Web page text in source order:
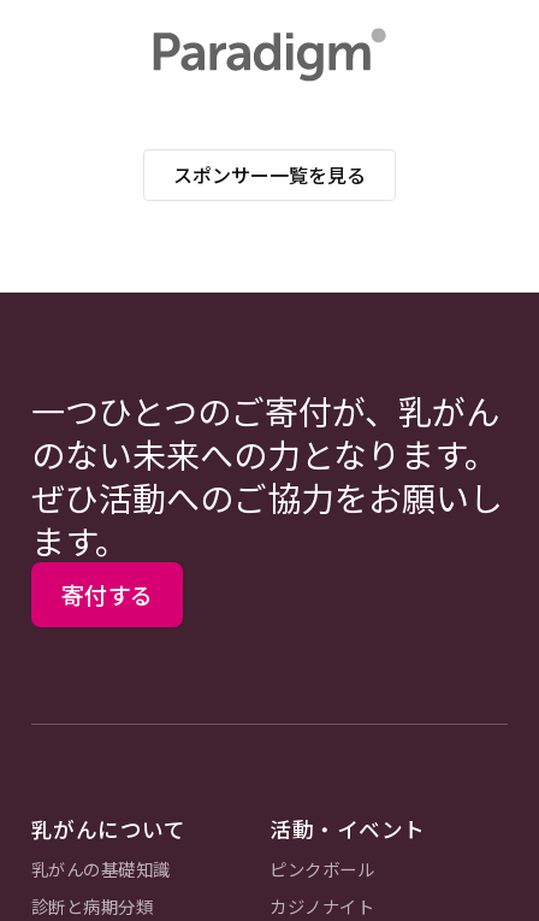
スポンサー一覧を見る
一つひとつのご寄付が、乳がん
のない未来への力となります。
ぜひ活動へのご協力をお願いし
ます。
寄付する
乳がんについて
乳がんの基礎知識
診断と病期分類
活動・イベント
ピンクボール
カジノナイト